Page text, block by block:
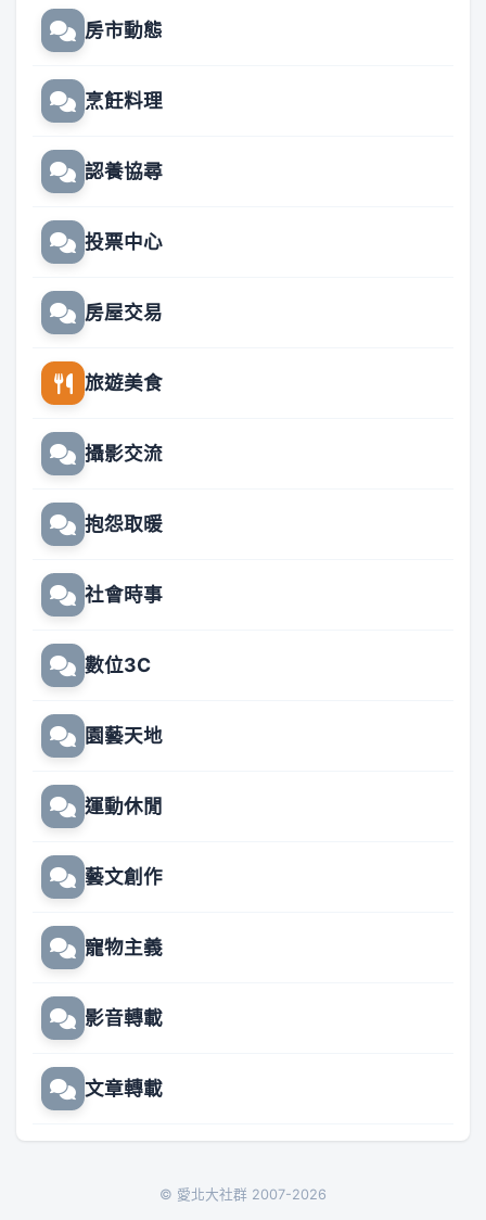
房市動態
烹飪料理
認養協尋
投票中心
房屋交易
旅遊美食
攝影交流
抱怨取暖
社會時事
數位3C
園藝天地
運動休閒
藝文創作
寵物主義
影音轉載
文章轉載
© 愛北大社群 2007-2026